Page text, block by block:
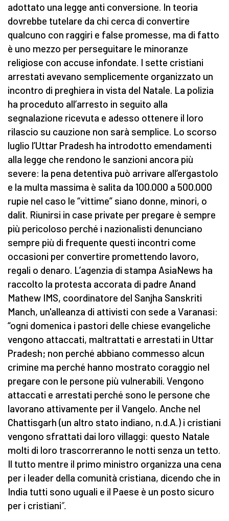
adottato una legge anti conversione. In teoria
dovrebbe tutelare da chi cerca di convertire
qualcuno con raggiri e false promesse, ma di fatto
è uno mezzo per perseguitare le minoranze
religiose con accuse infondate. I sette cristiani
arrestati avevano semplicemente organizzato un
incontro di preghiera in vista del Natale. La polizia
ha proceduto all’arresto in seguito alla
segnalazione ricevuta e adesso ottenere il loro
rilascio su cauzione non sarà semplice. Lo scorso
luglio l’Uttar Pradesh ha introdotto emendamenti
alla legge che rendono le sanzioni ancora più
severe: la pena detentiva può arrivare all’ergastolo
e la multa massima è salita da 100.000 a 500.000
rupie nel caso le “vittime” siano donne, minori, o
dalit. Riunirsi in case private per pregare è sempre
più pericoloso perché i nazionalisti denunciano
sempre più di frequente questi incontri come
occasioni per convertire promettendo lavoro,
regali o denaro. L’agenzia di stampa AsiaNews ha
raccolto la protesta accorata di padre Anand
Mathew IMS, coordinatore del Sanjha Sanskriti
Manch, un'alleanza di attivisti con sede a Varanasi:
“ogni domenica i pastori delle chiese evangeliche
vengono attaccati, maltrattati e arrestati in Uttar
Pradesh; non perché abbiano commesso alcun
crimine ma perché hanno mostrato coraggio nel
pregare con le persone più vulnerabili. Vengono
attaccati e arrestati perché sono le persone che
lavorano attivamente per il Vangelo. Anche nel
Chattisgarh (un altro stato indiano, n.d.A.) i cristiani
vengono sfrattati dai loro villaggi: questo Natale
molti di loro trascorreranno le notti senza un tetto.
Il tutto mentre il primo ministro organizza una cena
per i leader della comunità cristiana, dicendo che in
India tutti sono uguali e il Paese è un posto sicuro
per i cristiani”.